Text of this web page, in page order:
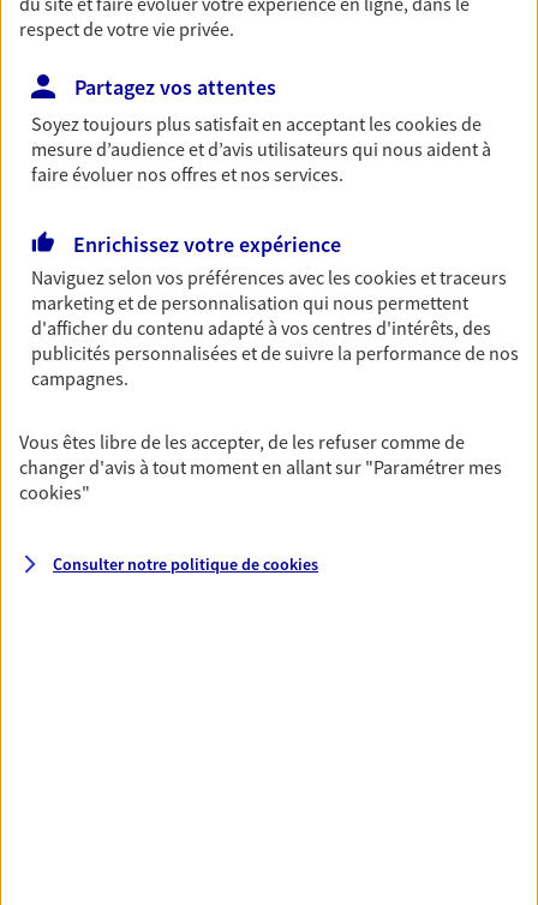
Garantie Accidents de la Vie
Bricoleuse, féru de jardinage, pâtissier en herbe
ou grande lectrice… personne n'est à l'abri d'un
accident du quotidien. Avec Ma Protection
Accident, protégez votre qualité de vie et vos
revenus.
OBTENIR UN TARIF EN LIGNE
Multirisque Entreprise
Gagnez en simplicité et en sérénité avec votre
unique pour protéger vos locaux, matériels pro,
équipements et stocks… sans oublier votre
responsabilité civile.
respect de votre vie privée.
Partagez vos attentes
Soyez toujours plus satisfait en acceptant lescookiesde
mesure d’audience et d’avis utilisateurs qui nous aident à
faire évoluer nos offres et nos services.
Enrichissez votre expérience
Naviguez selon vos préférences avec lescookies et traceurs
marketing et de personnalisation qui nous permettent
d'afficher du contenu adapté à vos centres d'intérêts, des
publicités personnalisées et de suivre la performance de nos
campagnes.
Vous êtes libre de les accepter, de les refuser comme de
changer d'avis à tout moment en allant sur "Paramétrer mes
cookies"
Consulter notre politique decookies